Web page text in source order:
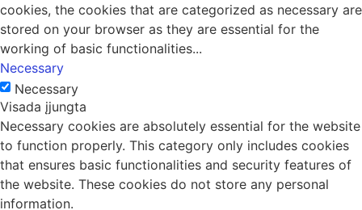
cookies, the cookies that are categorized as necessary are
stored on your browser as they are essential for the
working of basic functionalities...
Necessary
Necessary
Visada įjungta
Necessary cookies are absolutely essential for the website
to function properly. This category only includes cookies
that ensures basic functionalities and security features of
the website. These cookies do not store any personal
information.